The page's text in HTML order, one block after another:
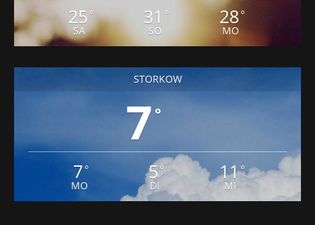
STORKOW
7°